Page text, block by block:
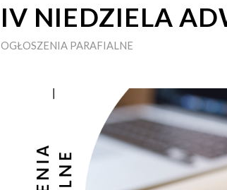
IV NIEDZIELA
OGŁOSZENIA PARAFIALNE